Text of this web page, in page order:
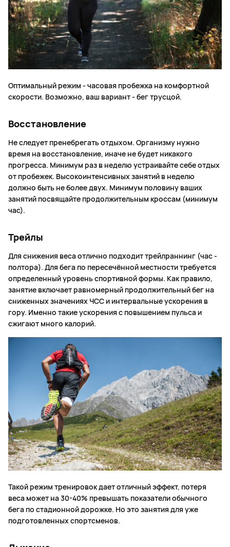
Оптимальный режим - часовая пробежка на комфортной
скорости. Возможно, ваш вариант - бег трусцой.
Восстановление
Не следует пренебрегать отдыхом. Организму нужно
время на восстановление, иначе не будет никакого
прогресса. Минимум раз в неделю устраивайте себе отдых
от пробежек. Высокоинтенсивных занятий в неделю
должно быть не более двух. Минимум половину ваших
занятий посвящайте продолжительным кроссам (минимум
час).
Трейлы
Для снижения веса отлично подходит трейлраннинг (час -
полтора). Для бега по пересечённой местности требуется
определенный уровень спортивной формы. Как правило,
занятие включает равномерный продолжительный бег на
сниженных значениях ЧСС и интервальные ускорения в
гору. Именно такие ускорения с повышением пульса и
сжигают много калорий.
Такой режим тренировок дает отличный эффект, потеря
веса может на 30-40% превышать показатели обычного
бега по стадионной дорожке. Но это занятия для уже
подготовленных спортсменов.